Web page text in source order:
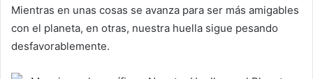
Mientras en unas cosas se avanza para ser más amigables
con el planeta, en otras, nuestra huella sigue pesando
desfavorablemente.